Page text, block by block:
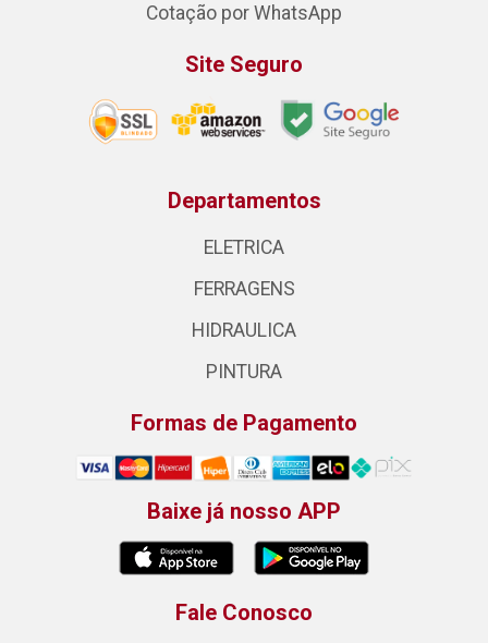
Cotação por WhatsApp
Site Seguro
Departamentos
ELETRICA
FERRAGENS
HIDRAULICA
PINTURA
Formas de Pagamento
Baixe já nosso APP
Fale Conosco